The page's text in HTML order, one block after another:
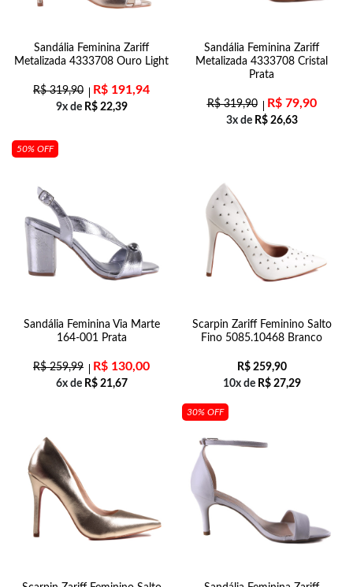
Sandália Feminina Zariff
Metalizada 4333708 Ouro Light
R$319,90 R$ 191,94
9x de R$22,39
Sandália Feminina Zariff
Metalizada 4333708 Cristal
Prata
R$319,90 R$79,90
3x de R$26,63
50% OFF
Sandália Feminina Via Marte
164-001 Prata
R$259,99 R$ 130,00
6x de R$21,67
Scarpin Zariff Feminino Salto
Fino 5085.10468 Branco
R$259,90
10x de R$27,29
30% OFF